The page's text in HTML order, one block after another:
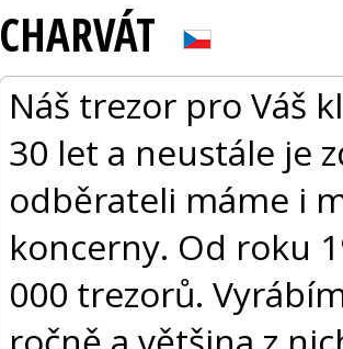
CHARVÁT
Náš trezor pro Váš
30 let a neustále je
odběrateli máme i
koncerny. Od roku
000 trezorů.